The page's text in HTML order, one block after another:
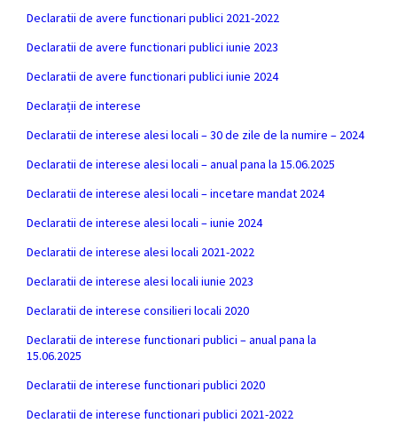
Declaratii de avere functionari publici 2021-2022
Declaratii de avere functionari publici iunie 2023
Declaratii de avere functionari publici iunie 2024
Declarații de interese
Declaratii de interese alesi locali – 30 de zile de la numire – 2024
Declaratii de interese alesi locali – anual pana la 15.06.2025
Declaratii de interese alesi locali – incetare mandat 2024
Declaratii de interese alesi locali – iunie 2024
Declaratii de interese alesi locali 2021-2022
Declaratii de interese alesi locali iunie 2023
Declaratii de interese consilieri locali 2020
Declaratii de interese functionari publici – anual pana la
15.06.2025
Declaratii de interese functionari publici 2020
Declaratii de interese functionari publici 2021-2022